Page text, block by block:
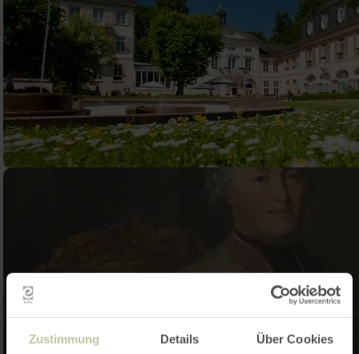
Zustimmung Details Über Cookies